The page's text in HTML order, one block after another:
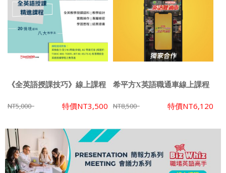
《全英語授課技巧》線上課程
NT5,000 特價NT3,500
希平方X英語職通車線上課程
NT8,500 特價NT6,120